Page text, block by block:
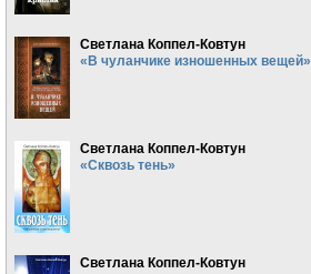
Светлана Коппел-Ковтун
«В чуланчике изношенных вещей»
Светлана Коппел-Ковтун
«Сквозь тень»
Светлана Коппел-Ковтун